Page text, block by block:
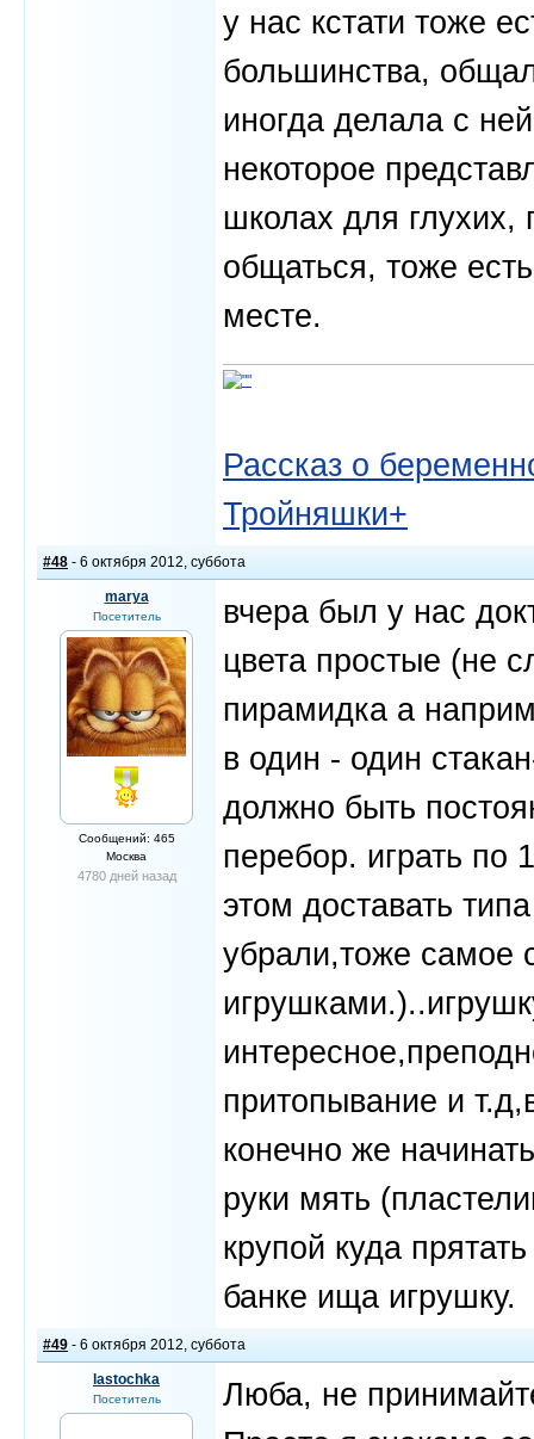
у нас кстати тоже
большинства,
иногда делала с
некоторое
школах для глухих,
общаться, тоже
месте.
Рассказ о
Тройняшки+
#48 - 6 октября 2012, суббота
marya
Посетитель
Сообщений: 465
Москва
4780 дней назад
вчера был у нас
цвета простые (не
пирамидка а
в один - один
должно быть
перебор. играть по
этом доставать
убрали,тоже самое
притопывание и
конечно же
руки мять
крупой куда
банке ища игрушку.
#49 - 6 октября 2012, суббота
lastochka
Посетитель
Люба, не